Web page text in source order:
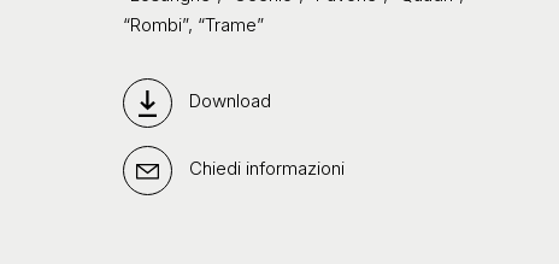
“Rombi”, “Trame”
Download
Chiedi informazioni